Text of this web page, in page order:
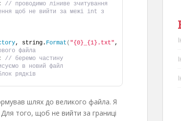
// проводимо ліниве зчитування
щоб не вийти за межі int з
, string. Format ( "{0}_{1}.txt",
файла
// беремо частину
в новий файл
рядків
шлях до великого файла. Я
того, щоб не вийти за границі